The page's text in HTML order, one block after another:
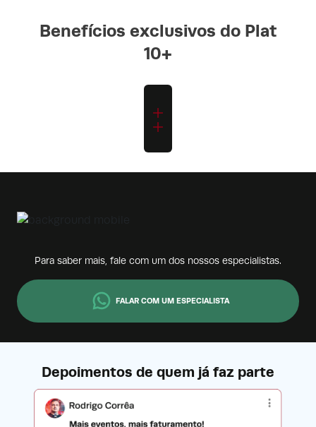
Benefícios exclusivos do Plat
10+
Para saber mais, fale com um dos nossos especialistas.
FALAR COM UM ESPECIALISTA
Depoimentos de quem já faz parte